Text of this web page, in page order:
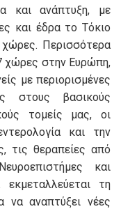
και ανάπτυξη, με
και έδρα το Τόκιο
Περισσότερα
χώρες στην Ευρώπη,
με περιορισμένες
στους βασικούς
τομείς μας, οι
και την
τις θεραπείες από
και
τη
να αναπτύξει νέες